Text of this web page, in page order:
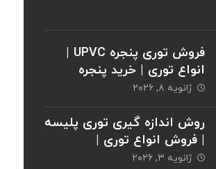
فروش توری پنجره UPVC |
انواع توری | خرید پنجره
ژانویه ۸, ۲۰۲۶
روش اندازه گیری توری پلیسه
| فروش انواع توری |
خریدپنجره
ژانویه ۳, ۲۰۲۶